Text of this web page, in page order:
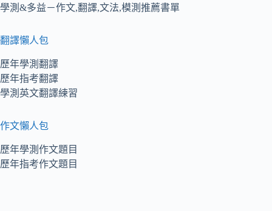
學測&多益－作文,翻譯,文法,模測推薦書單
翻譯懶人包
歷年學測翻譯
歷年指考翻譯
學測英文翻譯練習
作文懶人包
歷年學測作文題目
歷年指考作文題目